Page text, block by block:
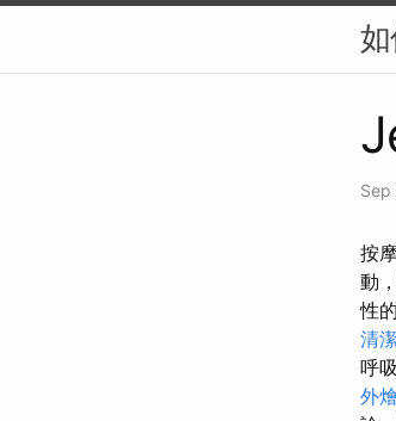
Sep
按
動
性
清
呼
外